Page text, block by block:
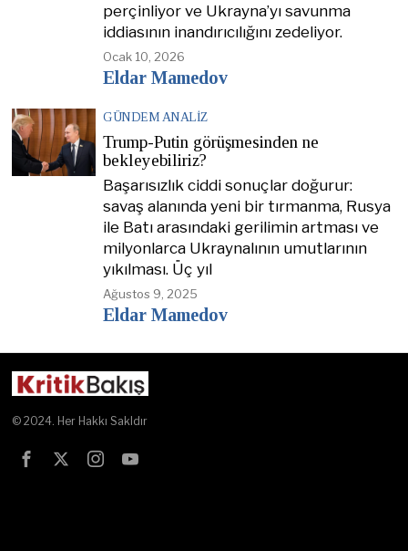
perçinliyor ve Ukrayna’yı savunma
iddiasının inandırıcılığını zedeliyor.
Ocak 10, 2026
Eldar Mamedov
GÜNDEM ANALIZ
Trump-Putin görüşmesinden ne
bekleyebiliriz?
Başarısızlık ciddi sonuçlar doğurur:
savaş alanında yeni bir tırmanma, Rusya
ile Batı arasındaki gerilimin artması ve
milyonlarca Ukraynalının umutlarının
yıkılması. Üç yıl
Ağustos 9, 2025
Eldar Mamedov
© 2024. Her Hakkı Sakldır